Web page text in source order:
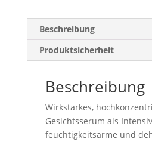
Beschreibung
Produktsicherheit
Beschreibung
Wirkstarkes,
Gesichtsserum als
feuchtigkeitsarme und